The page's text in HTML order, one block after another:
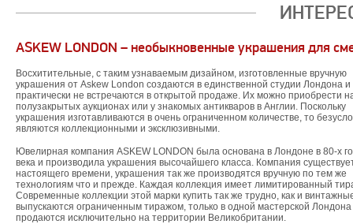
ASKEW LONDON – необыкновенные украшения для
Восхитительные, с таким узнаваемым дизайном, изготовленные вручную
украшения от Аskew London создаются в единственной студии Лондона и
практически не встречаются в открытой продаже. Их можно приобрести
полузакрытых аукционах или у знакомых антикваров в Англии. Поскольку
украшения изготавливаются в очень ограниченном количестве, то
являются коллекционными и эксклюзивными.
Ювелирная компания ASKEW LONDON была основана в Лондоне в 80-х
века и производила украшения высочайшего класса. Компания
настоящего времени, украшения так же производятся вручную по тем же
технологиям что и прежде. Каждая коллекция имеет лимитированный
Современные коллекции этой марки купить так же трудно, как и
выпускаются ограниченным тиражом, только в одной мастерской Лондона
продаются исключительно на территории Великобритании.